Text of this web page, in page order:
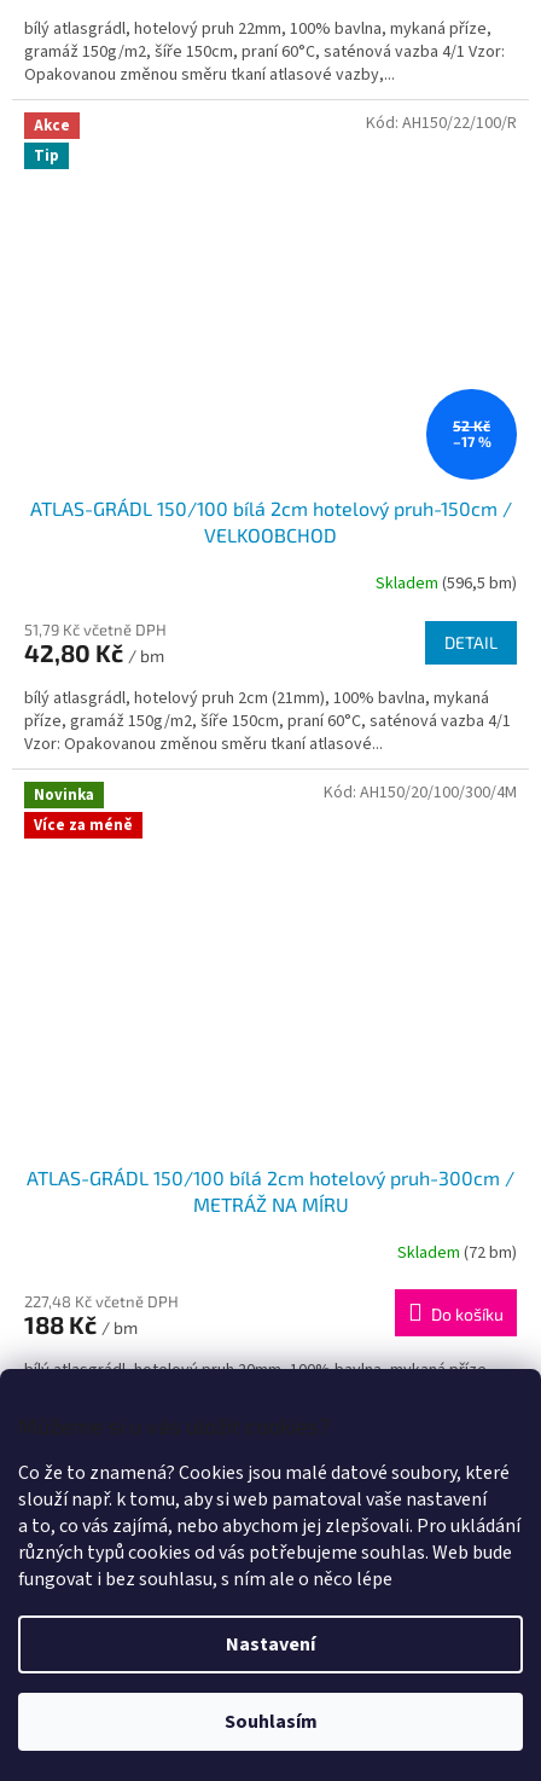
Můžeme si u vás uložit cookies?
Co že to znamená? Cookies jsou malé datové soubory, které
slouží např. k tomu, aby si web pamatoval vaše nastavení
a to, co vás zajímá, nebo abychom jej zlepšovali. Pro ukládání
různých typů cookies od vás potřebujeme souhlas. Web bude
fungovat i bez souhlasu, s ním ale o něco lépe
Nastavení
Souhlasím
bílý atlasgrádl, hotelový pruh 22mm, 100% bavlna, mykaná příze,
gramáž 150g/m2, šíře 150cm, praní 60°C, saténová vazba 4/1 Vzor:
Opakovanou změnou směru tkaní atlasové vazby,...
Akce
Tip
52 Kč
–17 %
ATLAS-GRÁDL 150/100 bílá 2cm hotelový pruh-150cm /
VELKOOBCHOD
Skladem (596,5 bm)
51,79 Kč včetně DPH
42,80 Kč / bm
DETAIL
bílý atlasgrádl, hotelový pruh 2cm (21mm), 100% bavlna, mykaná
příze, gramáž 150g/m2, šíře 150cm, praní 60°C, saténová vazba 4/1
Vzor: Opakovanou změnou směru tkaní atlasové...
Kód: AH150/22/100/R
Novinka
Více za méně
ATLAS-GRÁDL 150/100 bílá 2cm hotelový pruh-300cm /
METRÁŽ NA MÍRU
Skladem (72 bm)
227,48 Kč včetně DPH
188 Kč / bm
Do košíku
bílý atlasgrádl, hotelový pruh 20mm, 100% bavlna, mykaná příze,
Opakovanou změnou směru tkaní atlasové vazby,...
Kód: AH150/20/100/300/4M
O
v
l
á
d
c
í
p
r
NAČÍST 24 DALŠÍCH
S
t
r
á
k
o
á
n
í
1 19
435položek celkem